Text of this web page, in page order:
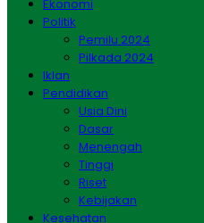
Ekonomi
Politik
Pemilu 2024
Pilkada 2024
Iklan
Pendidikan
Usia Dini
Dasar
Menengah
Tinggi
Riset
Kebijakan
Kesehatan